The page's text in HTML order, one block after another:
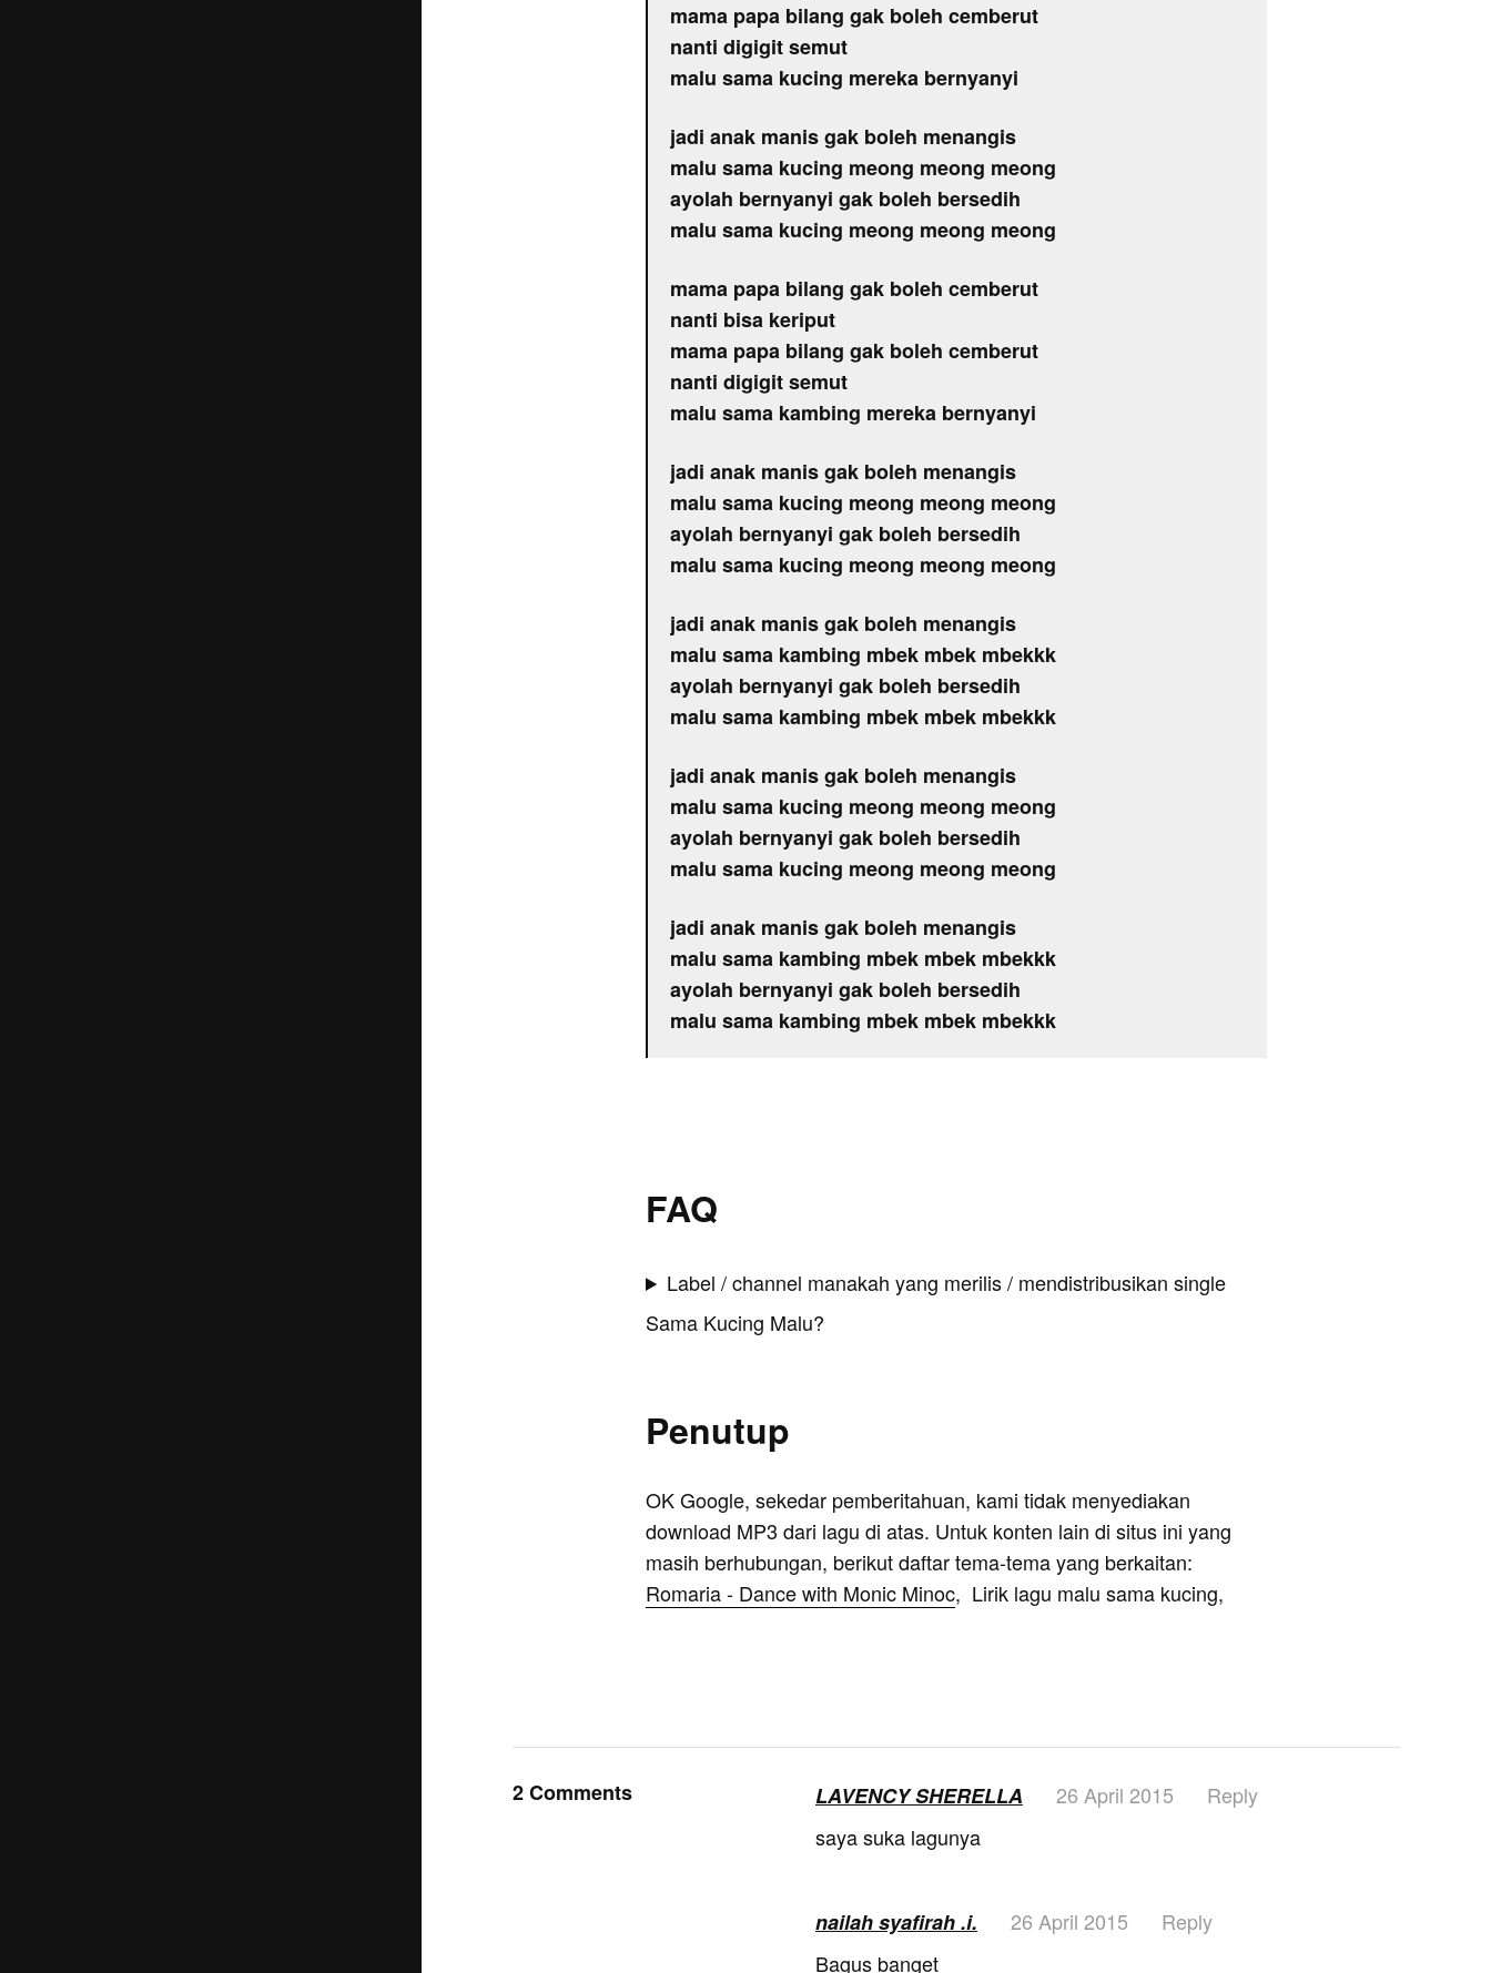
mama papa bilang gak boleh cemberut
nanti digigit semut
malu sama kucing mereka bernyanyi
jadi anak manis gak boleh menangis
malu sama kucing meong meong meong
ayolah bernyanyi gak boleh bersedih
malu sama kucing meong meong meong
mama papa bilang gak boleh cemberut
nanti bisa keriput
mama papa bilang gak boleh cemberut
nanti digigit semut
malu sama kambing mereka bernyanyi
jadi anak manis gak boleh menangis
malu sama kucing meong meong meong
ayolah bernyanyi gak boleh bersedih
malu sama kucing meong meong meong
jadi anak manis gak boleh menangis
malu sama kambing mbek mbek mbekkk
ayolah bernyanyi gak boleh bersedih
malu sama kambing mbek mbek mbekkk
jadi anak manis gak boleh menangis
malu sama kucing meong meong meong
ayolah bernyanyi gak boleh bersedih
malu sama kucing meong meong meong
jadi anak manis gak boleh menangis
malu sama kambing mbek mbek mbekkk
ayolah bernyanyi gak boleh bersedih
malu sama kambing mbek mbek mbekkk
FAQ
Label / channel manakah yang merilis / mendistribusikan single
Sama Kucing Malu?
Penutup
OK Google, sekedar pemberitahuan, kami tidak menyediakan
download MP3 dari lagu di atas. Untuk konten lain di situs ini yang
masih berhubungan, berikut daftar tema-tema yang berkaitan:
Romaria - Dance with Monic Minoc, Lirik lagu malu sama kucing,
2 Comments LAVENCY SHERELLA 26 April 2015
Reply
saya suka lagunya
nailah syafirah .i. 26 April 2015
Reply
Bagus banget